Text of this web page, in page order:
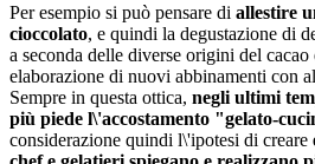
Per esempio si può pensare di allestire
cioccolato, e quindi la degustazione di
a seconda delle diverse origini del cacao
elaborazione di nuovi abbinamenti con
Sempre in questa ottica, negli ultimi
più piede l\'accostamento "gelato-
considerazione quindi l\'ipotesi di creare